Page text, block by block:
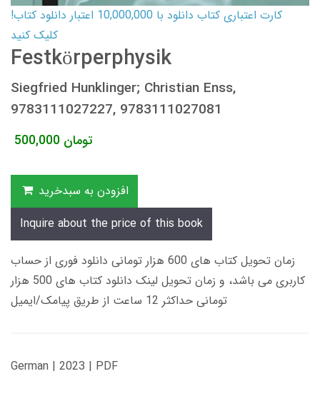
کارت اعتباری کتاب دانلود با 10,000,000 اعتبار دانلود کتاب!
کلیک کنید
Festkörperphysik
Siegfried Hunklinger; Christian Enss,
9783111027227, 9783111027081
500,000 تومان
افزودن به سبدخرید
Inquire about the price of this book
زمان تحویل کتاب های 600 هزار تومانی دانلود فوری از حساب
کاربری می باشد، و زمان تحویل لینک دانلود کتاب های 500 هزار
تومانی حداکثر 12 ساعت از طریق پیامک/ایمیل
German | 2023 | PDF